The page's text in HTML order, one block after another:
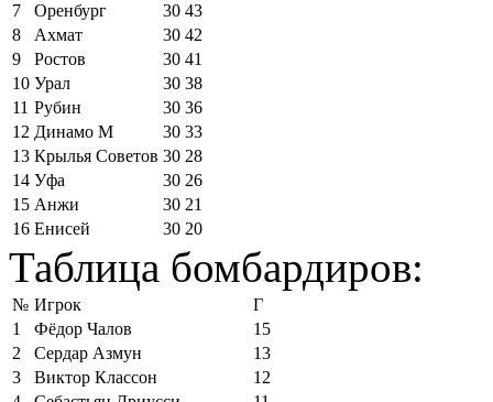
7
Оренбург 30 43
8
Ахмат 30 42
9
Ростов 30 41
10 Урал 30 38
11 Рубин 30 36
12 Динамо М 30 33
13 Крылья Советов 30 28
14 Уфа 30 26
15 Анжи 30 21
16 Енисей 30 20
Таблица бомбардиров:
№ Игрок
Г
1
Фёдор Чалов
15
2
Сердар Азмун
13
3
Виктор Классон
12